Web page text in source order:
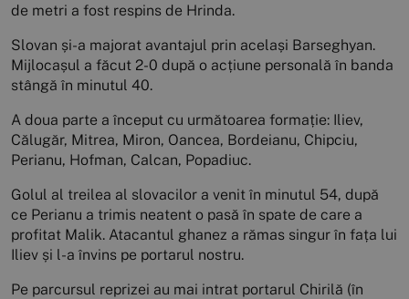
de metri a fost respins de Hrinda.
Slovan și-a majorat avantajul prin același Barseghyan.
Mijlocașul a făcut 2-0 după o acțiune personală în banda
stângă în minutul 40.
A doua parte a început cu următoarea formație: Iliev,
Călugăr, Mitrea, Miron, Oancea, Bordeianu, Chipciu,
Perianu, Hofman, Calcan, Popadiuc.
Golul al treilea al slovacilor a venit în minutul 54, după
ce Perianu a trimis neatent o pasă în spate de care a
profitat Malik. Atacantul ghanez a rămas singur în fața lui
Iliev și l-a învins pe portarul nostru.
Pe parcursul reprizei au mai intrat portarul Chirilă (în